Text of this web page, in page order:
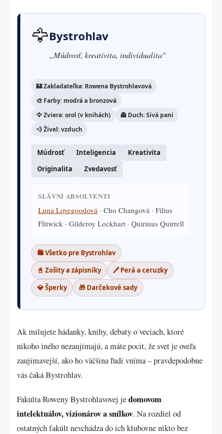
🦅Bystrohlav
„Múdrosť, kreativita, individualita"
🏰 Zakladateľka: Rowena Bystrohlavová
🎨 Farby: modrá a bronzová
🦅 Zviera: orol (v knihách)
👻 Duch: Sivá pani
💨 Živel: vzduch
Múdrosť Inteligencia
Kreativita
Originalita
Zvedavosť
SLÁVNI ABSOLVENTI
Luna Lovegoodová · Cho Changová · Filius
Flitwick · Gilderoy Lockhart · Quirinus Quirrell
🛍️ Všetko pre Bystrohlav
📓 Zošity a zápisníky
🖊️ Perá a ceruzky
💎 Šperky
🎁 Darčekové sady
Ak milujete hádanky, knihy, debaty o veciach, ktoré
nikoho iného nezaujímajú, a máte pocit, že svet je oveľa
zaujímavejší, ako ho väčšina ľudí vníma – pravdepodobne
vás čaká Bystrohlav.
Fakulta Roweny Bystrohlavovej jedomovom
intelektuálov, vizionárov a snílkov. Na rozdiel od
ostatných fakúlt nevchádza do ich klubovne nikto bez